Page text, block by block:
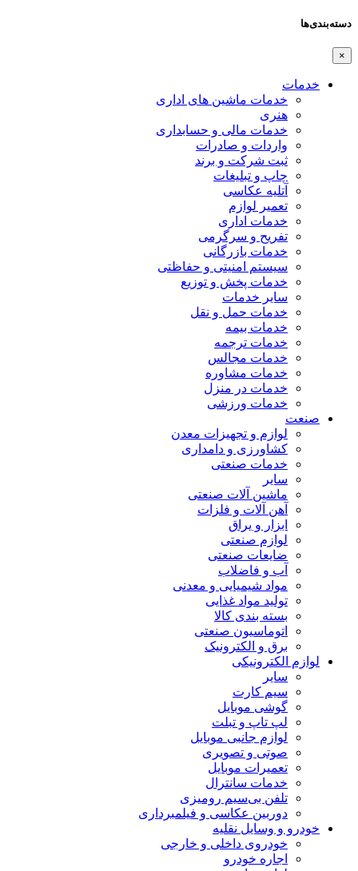
دسته‌بندی‌ها
×
خدمات
خدمات ماشین های اداری
هنری
خدمات مالی و حسابداری
واردات و صادرات
ثبت شرکت و برند
چاپ و تبلیغات
آتلیه عکاسی
تعمیر لوازم
خدمات اداری
تفریح و سرگرمی
خدمات بازرگانی
سیستم امنیتی و حفاظتی
خدمات پخش و توزیع
سایر خدمات
خدمات حمل و نقل
خدمات بیمه
خدمات ترجمه
خدمات مجالس
خدمات مشاوره
خدمات در منزل
خدمات ورزشی
صنعت
لوازم و تجهیزات معدن
کشاورزی و دامداری
خدمات صنعتی
سایر
ماشین آلات صنعتی
آهن آلات و فلزات
ابزار و یراق
لوازم صنعتی
ضایعات صنعتی
آب و فاضلاب
مواد شیمیایی و معدنی
تولید مواد غذایی
بسته بندی کالا
اتوماسیون صنعتی
برق و الکترونیک
لوازم الکترونیکی
سایر
سیم کارت
گوشی موبایل
لپ تاپ و تبلت
لوازم جانبی موبایل
صوتی و تصویری
تعمیرات موبایل
خدمات سانترال
تلفن بی‌سیم رومیزی
دوربین عکاسی و فیلمبرداری
خودرو و وسایل نقلیه
خودروی داخلی و خارجی
اجاره خودرو